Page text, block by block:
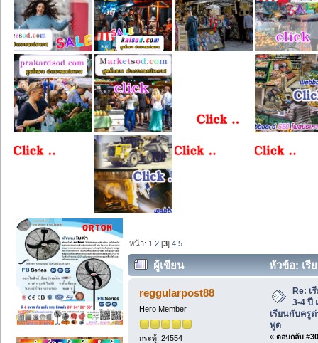
หน้า: 1 2 [3]4 5
ผู้เขียน
หัวข้อ: เรี
ขอนแก่น เรียนกับครูต่างชาติ ฝึกการฟัง
reggularpost88
Hero Member
กระทู้: 24554
Re: เ
3-4 ปี
เรียนกับครู
พูด
« ตอบกลับ